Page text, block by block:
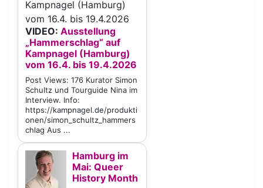
VIDEO: Ausstellung
„Hammerschlag“ auf
Kampnagel (Hamburg)
vom 16.4. bis 19.4.2026
Post Views: 176 Kurator Simon
Schultz und Tourguide Nina im
Interview. Info:
https://kampnagel.de/produkti
onen/simon_schultz_hammers
chlag Aus ...
Hamburg im
Mai: Queer
History Month